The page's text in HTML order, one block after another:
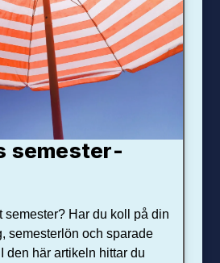
semester­
semester? Har du koll på din
semesterlön och sparade
den här artikeln hittar du